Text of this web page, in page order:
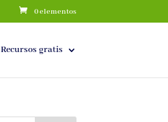
0 elementos
Recursos gratis